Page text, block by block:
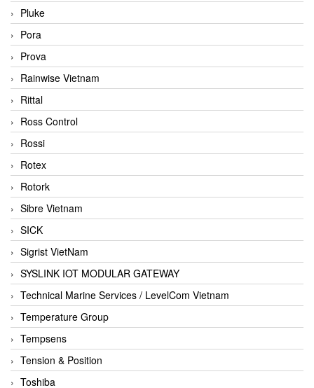
Pluke
Pora
Prova
Rainwise Vietnam
Rittal
Ross Control
Rossi
Rotex
Rotork
Sibre Vietnam
SICK
Sigrist VietNam
SYSLINK IOT MODULAR GATEWAY
Technical Marine Services / LevelCom Vietnam
Temperature Group
Tempsens
Tension & Position
Toshiba